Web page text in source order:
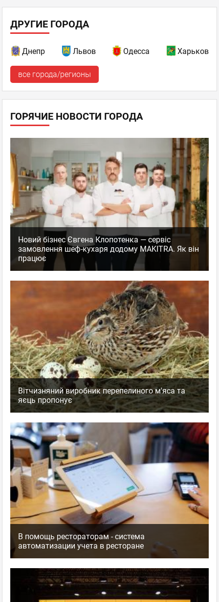
ДРУГИЕ ГОРОДА
Днепр Львов Одесса Харьков
все города/регионы
ГОРЯЧИЕ НОВОСТИ ГОРОДА
Новий бізнес Євгена Клопотенка — сервіс
замовлення шеф-кухаря додому MAKITRA. Як він
працює
Вітчизняний виробник перепелиного м'яса та
яєць пропонує
В помощь рестораторам - система
автоматизации учета в ресторане